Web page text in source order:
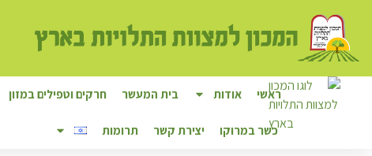
ראשי אודות בית המעשר חרקים וטפילים במזון
כשר במרוקו יצירת קשר תרומות